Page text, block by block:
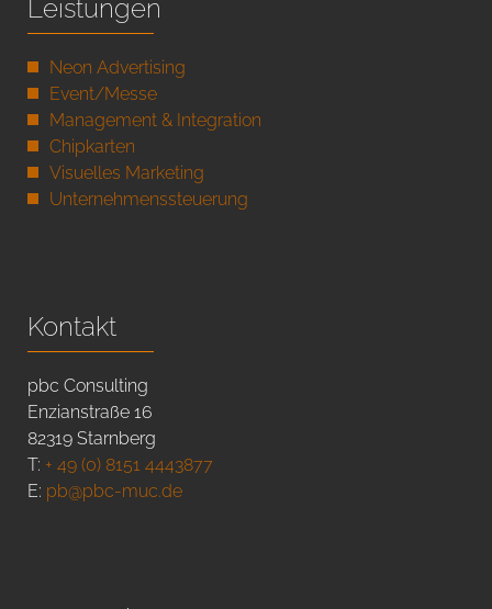
Leistungen
Neon Advertising
Event/Messe
Management & Integration
Chipkarten
Visuelles Marketing
Unternehmenssteuerung
Kontakt
pbc Consulting
Enzianstraße 16
82319 Starnberg
T: + 49 (0) 8151 4443877
E: pb@pbc-muc.de